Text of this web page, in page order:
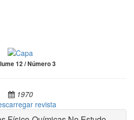
12 / Número 3
1970
revista